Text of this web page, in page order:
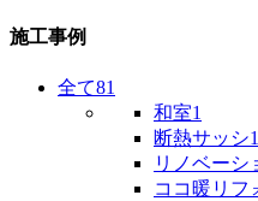
施工事例
全て81
和室1
断熱サッシ1
リノベーシ
ココ暖リフ